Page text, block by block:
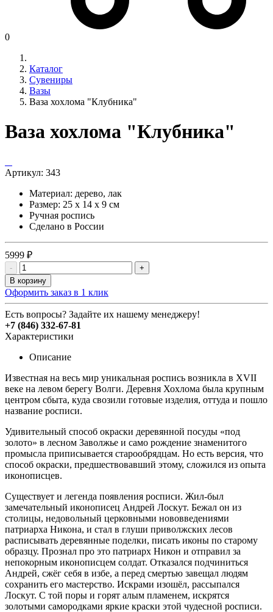
0
Каталог
Сувениры
Вазы
Ваза хохлома "Клубника"
Ваза хохлома "Клубника"
Артикул: 343
Материал: дерево, лак
Размер: 25 х 14 х 9 см
Ручная роспись
Сделано в России
5999 ₽
-
+
В корзину
Оформить заказ в 1 клик
Есть вопросы? Задайте их нашему менеджеру!
+7 (846) 332-67-81
Характеристики
Описание
Известная на весь мир уникальная роспись возникла в XVII
веке на левом берегу Волги. Деревня Хохлома была крупным
центром сбыта, куда свозили готовые изделия, оттуда и пошло
название росписи.
Удивительный способ окраски деревянной посуды «под
золото» в лесном Заволжье и само рождение знаменитого
промысла приписывается старообрядцам. Но есть версия, что
способ окраски, предшествовавший этому, сложился из опыта
иконописцев.
Существует и легенда появления росписи. Жил-был
замечательный иконописец Андрей Лоскут. Бежал он из
столицы, недовольный церковными нововведениями
патриарха Никона, и стал в глуши приволжских лесов
расписывать деревянные поделки, писать иконы по старому
образцу. Прознал про это патриарх Никон и отправил за
непокорным иконописцем солдат. Отказался подчиниться
Андрей, сжёг себя в избе, а перед смертью завещал людям
сохранить его мастерство. Искрами изошёл, рассыпался
Лоскут. С той поры и горят алым пламенем, искрятся
золотыми самородками яркие краски этой чудесной росписи.